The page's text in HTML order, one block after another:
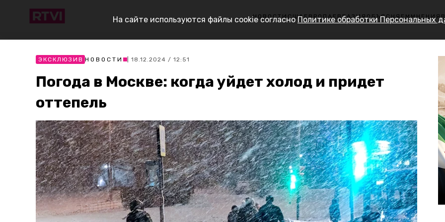
НОВОСТИ США ЕВРОПА ЕВРАЗИЯ ОБЪЯСНЯЕМ МНЕНИЯ
ЭКСКЛЮЗИВ НОВОСТИ | 18.12.2024 / 12:51
Погода в Москве: когда уйдет холод и придет
оттепель
На сайте используются файлы cookie согласноПолитике обработки Персональных